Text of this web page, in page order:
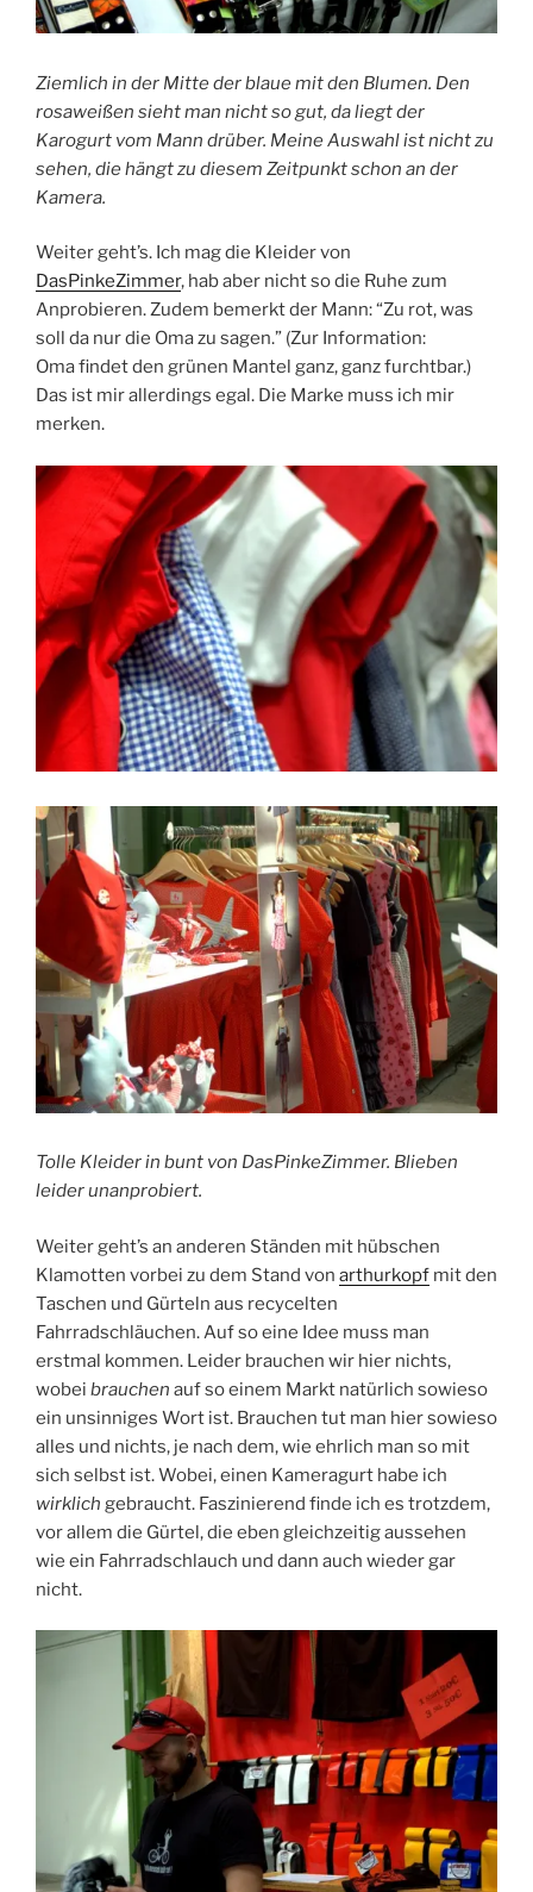
Ziemlich in der Mitte der blaue mit den Blumen. Den
rosaweißen sieht man nicht so gut, da liegt der
Karogurt vom Mann drüber. Meine Auswahl ist nicht zu
sehen, die hängt zu diesem Zeitpunkt schon an der
Kamera.
Weiter geht’s. Ich mag die Kleider von
DasPinkeZimmer, hab aber nicht so die Ruhe zum
Anprobieren. Zudem bemerkt der Mann: “Zu rot, was
soll da nur die Oma zu sagen.” (Zur Information:
Oma findet den grünen Mantel ganz, ganz furchtbar.)
Das ist mir allerdings egal. Die Marke muss ich mir
merken.
Tolle Kleider in bunt von DasPinkeZimmer. Blieben
leider unanprobiert.
Weiter geht’s an anderen Ständen mit hübschen
Klamotten vorbei zu dem Stand von arthurkopf mit den
Taschen und Gürteln aus recycelten
Fahrradschläuchen. Auf so eine Idee muss man
erstmal kommen. Leider brauchen wir hier nichts,
wobei brauchen auf so einem Markt natürlich sowieso
ein unsinniges Wort ist. Brauchen tut man hier sowieso
alles und nichts, je nach dem, wie ehrlich man so mit
sich selbst ist. Wobei, einen Kameragurt habe ich
wirklich gebraucht. Faszinierend finde ich es trotzdem,
vor allem die Gürtel, die eben gleichzeitig aussehen
wie ein Fahrradschlauch und dann auch wieder gar
nicht.